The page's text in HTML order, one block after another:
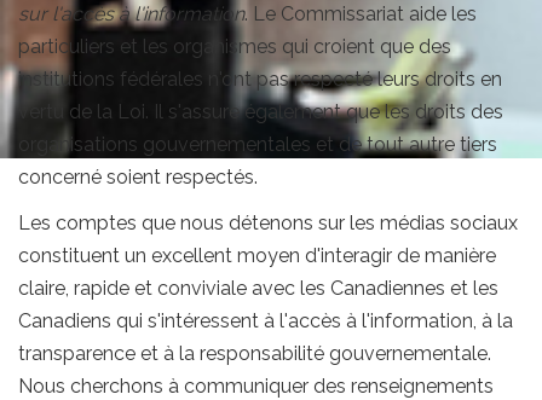
sur l'accès à l'information. Le Commissariat aide les
particuliers et les organismes qui croient que des
institutions fédérales n'ont pas respecté leurs droits en
vertu de la Loi. Il s'assure également que les droits des
organisations gouvernementales et de tout autre tiers
concerné soient respectés.
Les comptes que nous détenons sur les médias sociaux
constituent un excellent moyen d'interagir de manière
claire, rapide et conviviale avec les Canadiennes et les
Canadiens qui s'intéressent à l'accès à l'information, à la
transparence et à la responsabilité gouvernementale.
Nous cherchons à communiquer des renseignements